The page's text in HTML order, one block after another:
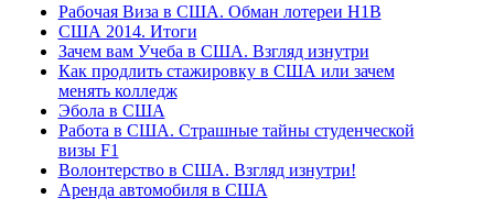
Рабочая Виза в США. Обман лотереи H1B
США 2014. Итоги
Зачем вам Учеба в США. Взгляд изнутри
Как продлить стажировку в США или зачем
менять колледж
Эбола в США
Работа в США. Страшные тайны студенческой
визы F1
Волонтерство в США. Взгляд изнутри!
Аренда автомобиля в США